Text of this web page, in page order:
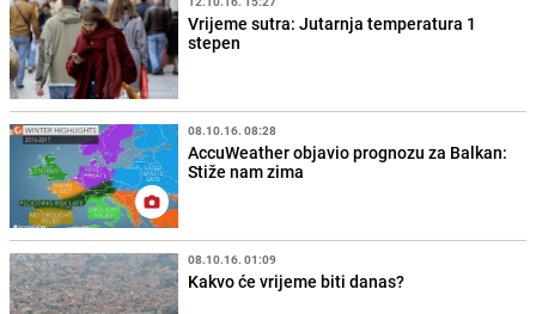
Vrijeme sutra: Jutarnja temperatura 1
stepen
08.10.16. 08:28
AccuWeather objavio prognozu za Balkan:
Stiže nam zima
08.10.16. 01:09
Kakvo će vrijeme biti danas?